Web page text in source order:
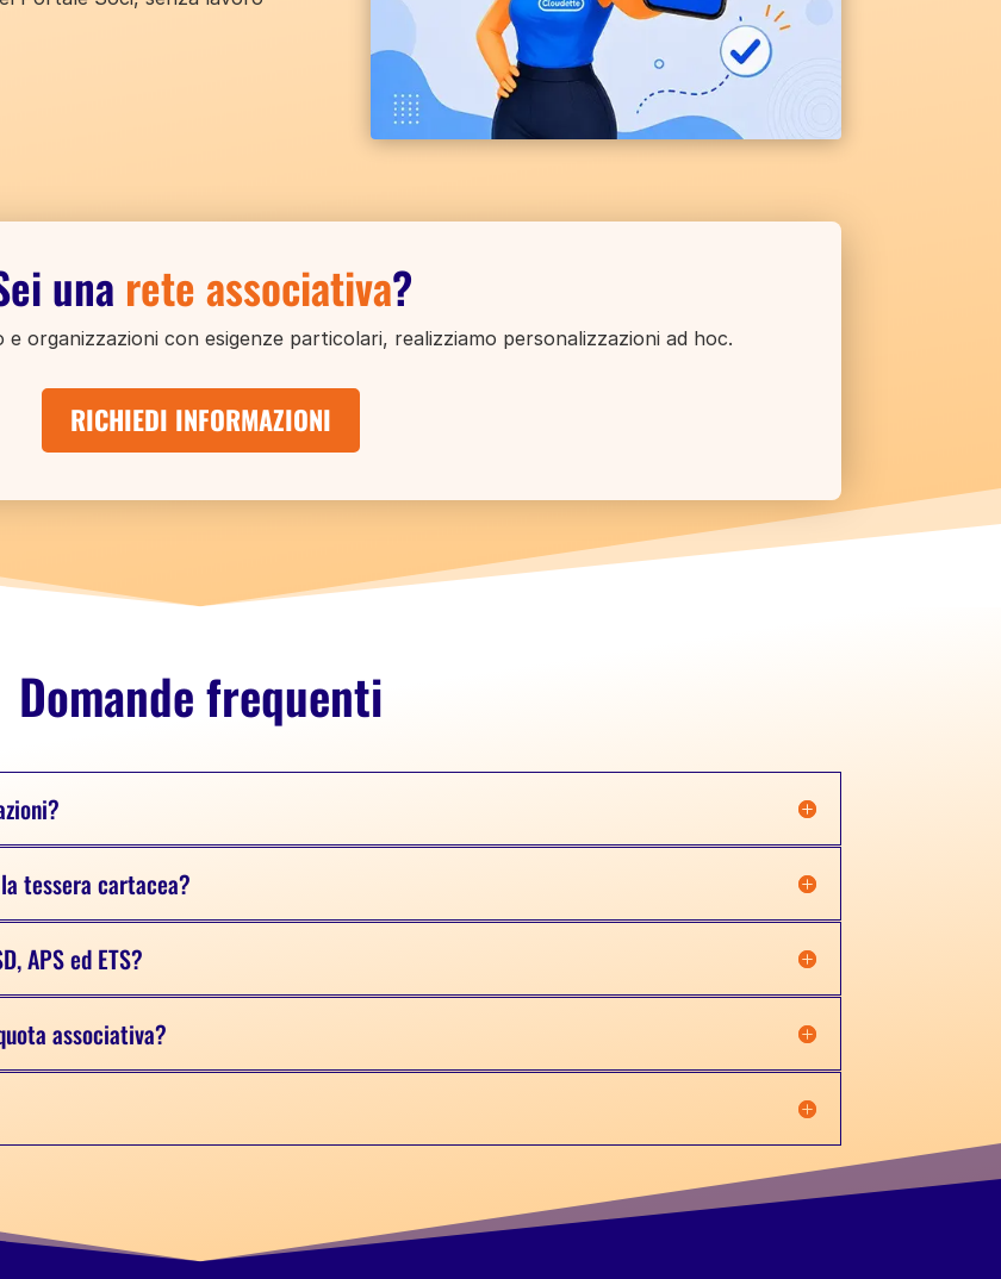
una rete associativa?
organizzazioni con esigenze particolari, realizziamo personalizzazioni ad hoc.
RICHIEDI INFORMAZIONI
Domande frequenti
tessera cartacea?
APS ed ETS?
associativa?